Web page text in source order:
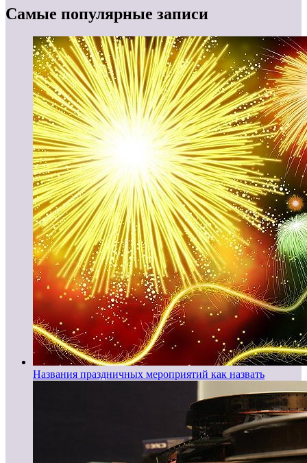
Самые популярные записи
Названия праздничных мероприятий как назвать